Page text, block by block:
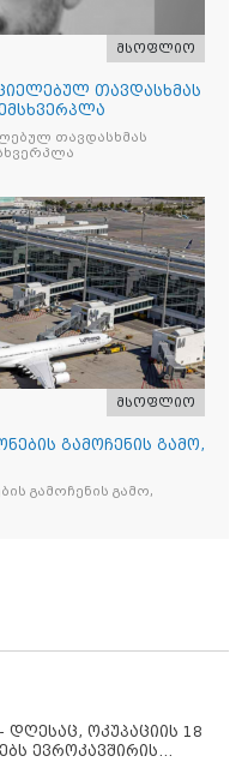
მსოფლიო
თავდასხმას
თავდასხმას
მსოფლიო
გამოჩენის გამო,
გამოჩენის გამო,
დღესაც, ოკუპაციის 18
ევროკავშირის